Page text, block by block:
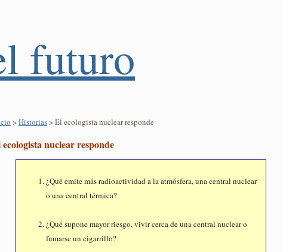
futuro
>Historias> El ecologista nuclear responde
nuclear responde
¿Qué emite más radioactividad a la atmósfera, una central nuclear
o una central térmica?
¿Qué supone mayor riesgo, vivir cerca de una central nuclear o
fumarse un cigarrillo?